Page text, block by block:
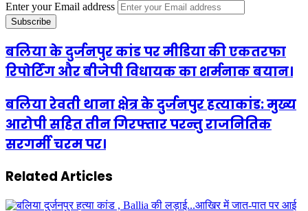
Enter your Email address
बलिया के दुर्जनपुर कांड पर मीडिया की एकतरफा
रिपोर्टिंग और बीजेपी विधायक का शर्मनाक बयान।
बलिया रेवती थाना क्षेत्र के दुर्जनपुर हत्याकांड: मुख्‍य
आरोपी सहित तीन गिरफ्तार परन्तु राजनितिक
सरगर्मी चरम पर।
Related Articles